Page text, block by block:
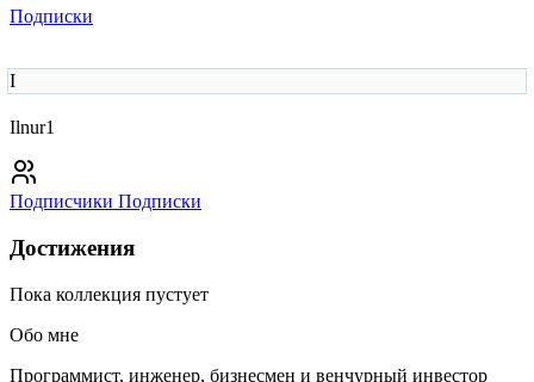
Подписки
I
Ilnur1
Подписчики Подписки
Достижения
Пока коллекция пустует
Обо мне
Программист, инженер, бизнесмен и венчурный инвестор